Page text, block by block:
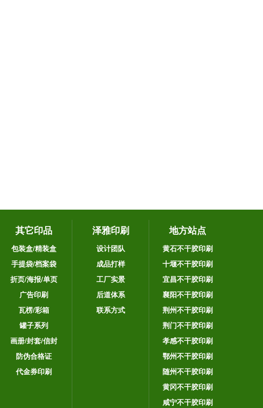
其它印品
包装盒/精装盒
手提袋/档案袋
折页/海报/单页
广告印刷
瓦楞/彩箱
罐子系列
画册/封套/信封
防伪合格证
代金券印刷
泽雅印刷
设计团队
成品打样
工厂实景
后道体系
联系方式
地方站点
黄石不干胶印刷
十堰不干胶印刷
宜昌不干胶印刷
襄阳不干胶印刷
荆州不干胶印刷
荆门不干胶印刷
孝感不干胶印刷
鄂州不干胶印刷
随州不干胶印刷
黄冈不干胶印刷
咸宁不干胶印刷